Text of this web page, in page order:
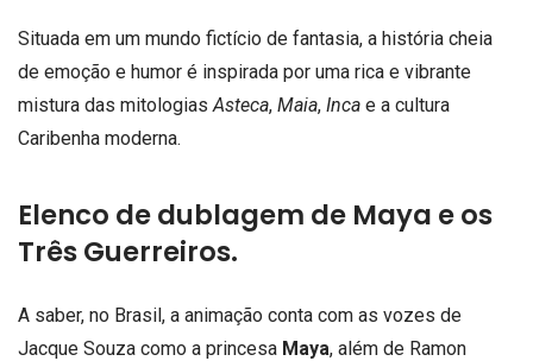
Situada em um mundo fictício de fantasia, a história cheia
de emoção e humor é inspirada por uma rica e vibrante
mistura das mitologiasAsteca, Maia, Inca e a cultura
Caribenha moderna.
Elenco de dublagem de Maya e os
Três Guerreiros.
A saber, no Brasil, a animação conta com as vozes de
Jacque Souza como a princesa Maya, além de Ramon